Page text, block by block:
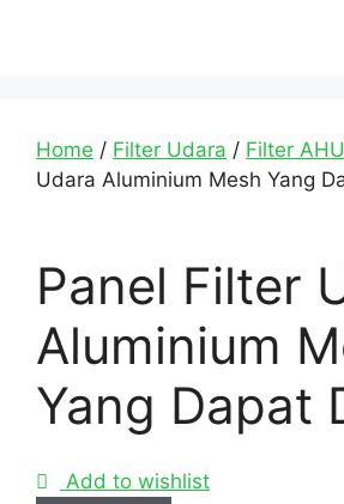
Home / Filter Udara / Filter AHU
Udara Aluminium Mesh Yang
Panel Filter
Aluminium
Yang Dapat
Add to wishlist